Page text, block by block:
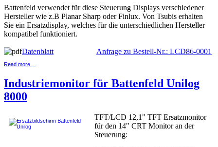
Battenfeld verwendet für diese Steuerung Displays verschiedener
Hersteller wie z.B Planar Sharp oder Finlux. Von Tsubis erhalten
Sie ein Ersatzdisplay, welches für die unterschiedlichen Hersteller
kompatibel funktioniert.
Datenblatt Anfrage zu Bestell-Nr.: LCD86-0001
Read more ...
Industriemonitor für Battenfeld Unilog
8000
TFT/LCD 12,1" TFT Ersatzmonitor
für den 14" CRT Monitor an der
Steuerung: